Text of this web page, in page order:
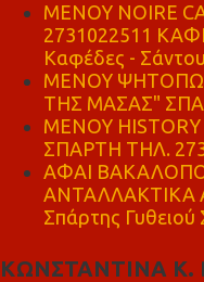
MENOY NOIRE
2731022511
Καφέδες -
ΜΕΝΟΥ
ΤΗΣ ΜΑΣΑΣ"
ΜΕΝΟΥ
ΣΠΑΡΤΗ ΤΗΛ.
ΑΦΑΙ
ΑΝΤΑΛΛΑΚΤΙΚΑ
Σπάρτης
ΚΩΝΣΤΑΝΤΙΝΑ Κ.